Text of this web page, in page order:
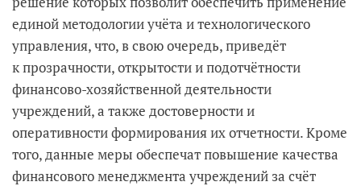
единой методологии учёта и технологического
управления, что, в свою очередь, приведёт
к прозрачности, открытости и подотчётности
финансово-хозяйственной деятельности
учреждений, а также достоверности и
оперативности формирования их отчетности. Кроме
того, данные меры обеспечат повышение качества
финансового менеджмента учреждений за счёт